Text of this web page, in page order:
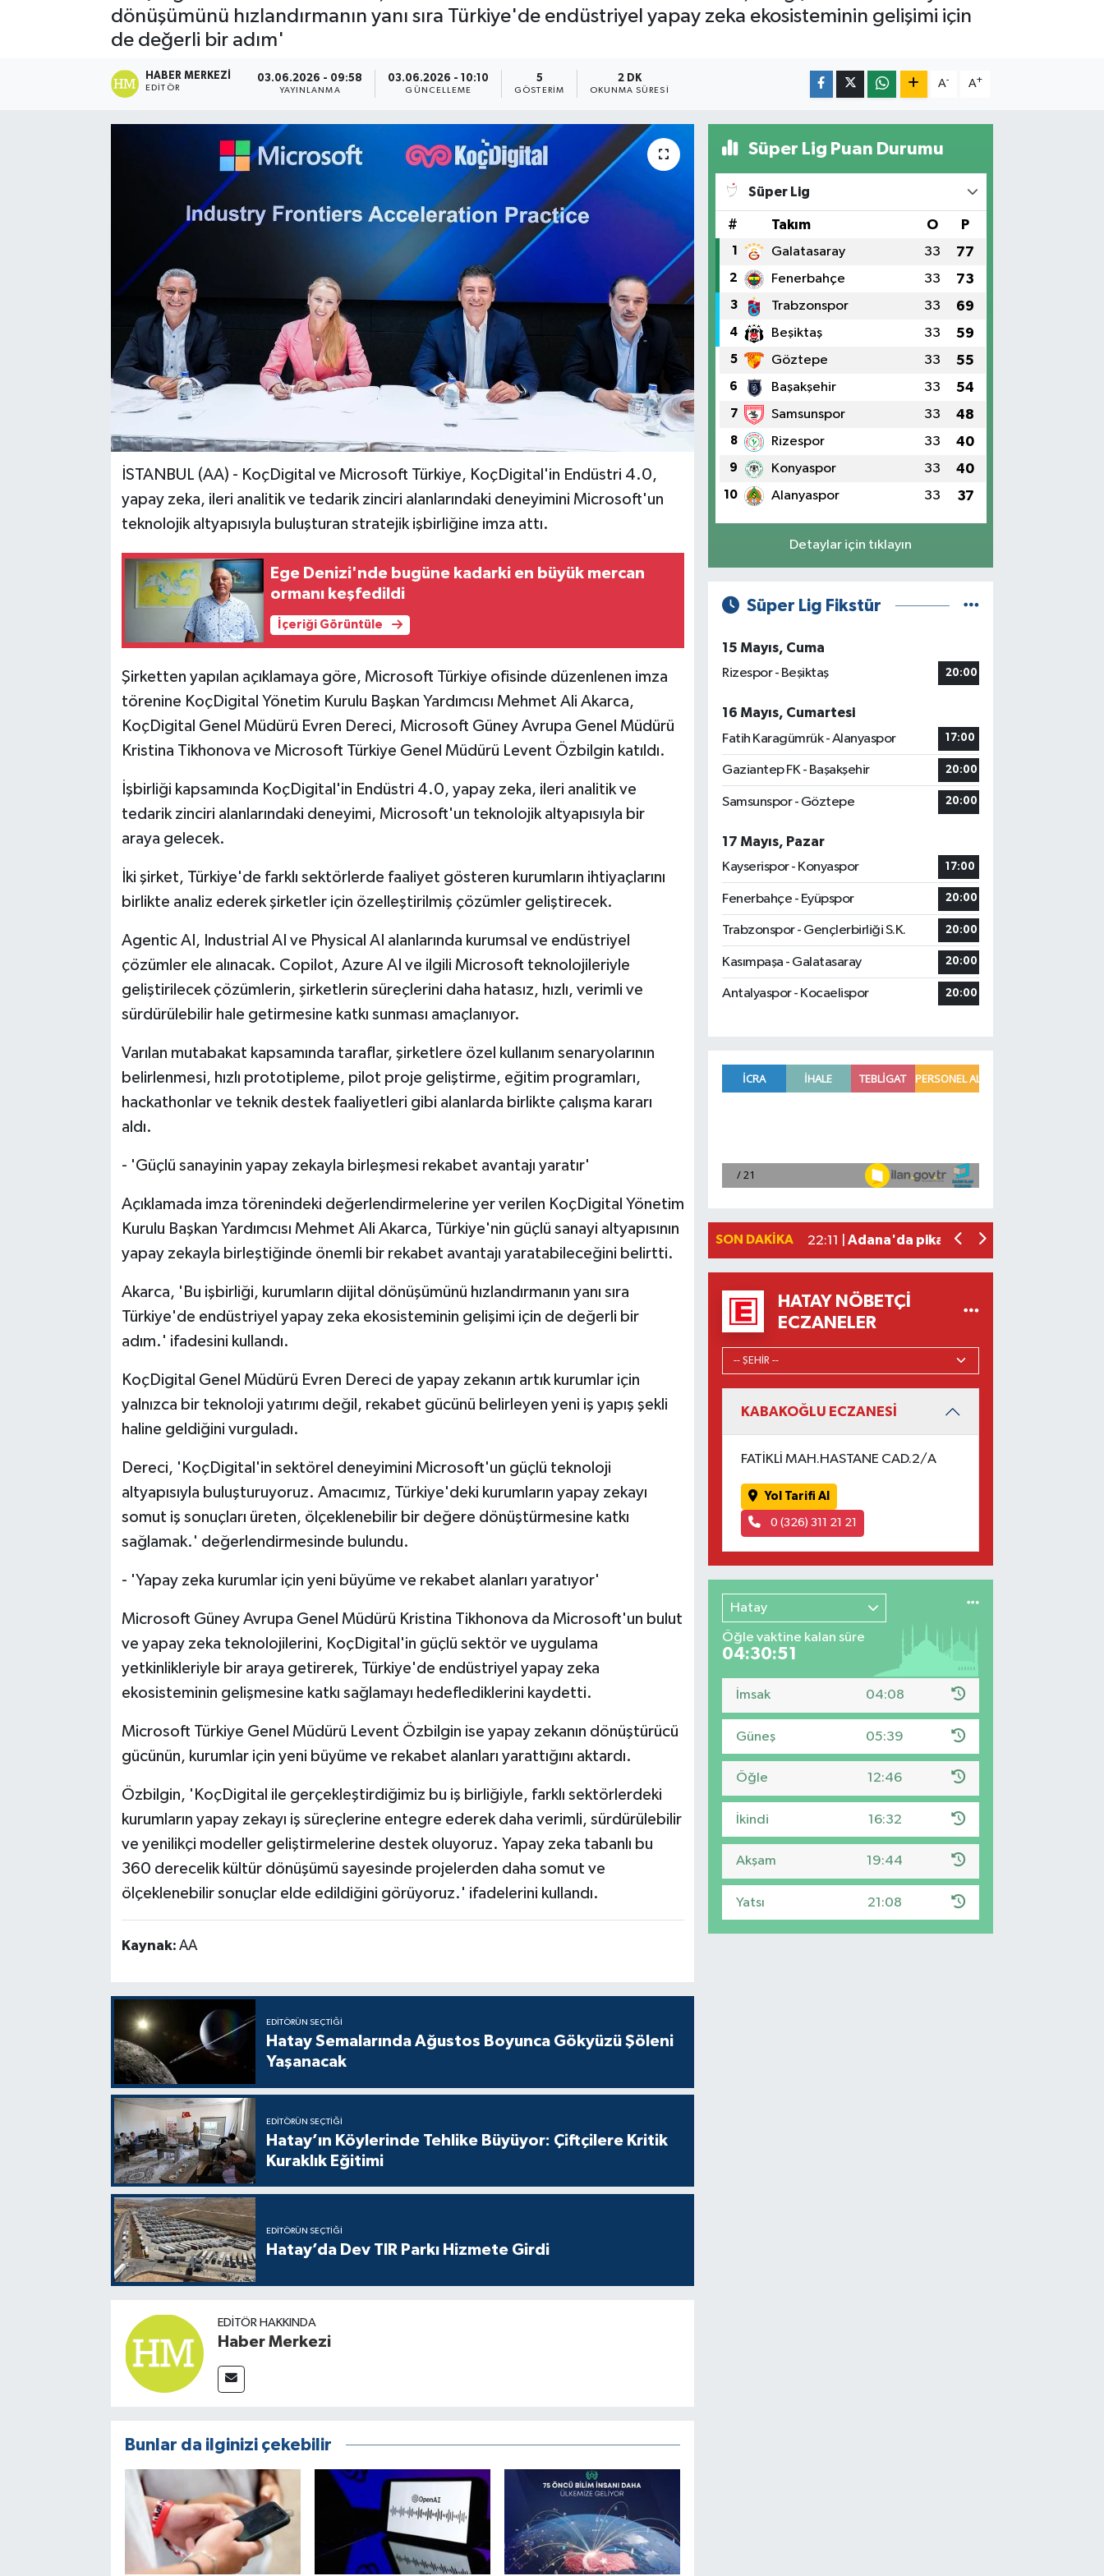
dönüşümünü hızlandırmanın yanı sıra Türkiye'de endüstriyel yapay zeka ekosisteminin gelişimi için
de değerli bir adım'
HABER MERKEZI
EDITÖR
03.06.2026 - 09:58
YAYINLANMA
03.06.2026 - 10:10
GÜNCELLEME
5
GÖSTERIM
2 DK
OKUNMA SÜRESI
A- A+
İSTANBUL (AA) - KoçDigital ve Microsoft Türkiye, KoçDigital'in Endüstri 4.0,
yapay zeka, ileri analitik ve tedarik zinciri alanlarındaki deneyimini Microsoft'un
teknolojik altyapısıyla buluşturan stratejik işbirliğine imza attı.
Ege Denizi'nde bugüne kadarki en büyük mercan
ormanı keşfedildi
İçeriği Görüntüle
Şirketten yapılan açıklamaya göre, Microsoft Türkiye ofisinde düzenlenen imza
törenine KoçDigital Yönetim Kurulu Başkan Yardımcısı Mehmet Ali Akarca,
KoçDigital Genel Müdürü Evren Dereci, Microsoft Güney Avrupa Genel Müdürü
Kristina Tikhonova ve Microsoft Türkiye Genel Müdürü Levent Özbilgin katıldı.
İşbirliği kapsamında KoçDigital'in Endüstri 4.0, yapay zeka, ileri analitik ve
tedarik zinciri alanlarındaki deneyimi, Microsoft'un teknolojik altyapısıyla bir
araya gelecek.
İki şirket, Türkiye'de farklı sektörlerde faaliyet gösteren kurumların ihtiyaçlarını
birlikte analiz ederek şirketler için özelleştirilmiş çözümler geliştirecek.
Agentic AI, Industrial AI ve Physical AI alanlarında kurumsal ve endüstriyel
çözümler ele alınacak. Copilot, Azure AI ve ilgili Microsoft teknolojileriyle
geliştirilecek çözümlerin, şirketlerin süreçlerini daha hatasız, hızlı, verimli ve
sürdürülebilir hale getirmesine katkı sunması amaçlanıyor.
Varılan mutabakat kapsamında taraflar, şirketlere özel kullanım senaryolarının
belirlenmesi, hızlı prototipleme, pilot proje geliştirme, eğitim programları,
hackathonlar ve teknik destek faaliyetleri gibi alanlarda birlikte çalışma kararı
aldı.
- 'Güçlü sanayinin yapay zekayla birleşmesi rekabet avantajı yaratır'
Açıklamada imza törenindeki değerlendirmelerine yer verilen KoçDigital Yönetim
Kurulu Başkan Yardımcısı Mehmet Ali Akarca, Türkiye'nin güçlü sanayi altyapısının
yapay zekayla birleştiğinde önemli bir rekabet avantajı yaratabileceğini belirtti.
Akarca, 'Bu işbirliği, kurumların dijital dönüşümünü hızlandırmanın yanı sıra
Türkiye'de endüstriyel yapay zeka ekosisteminin gelişimi için de değerli bir
adım.' ifadesini kullandı.
KoçDigital Genel Müdürü Evren Dereci de yapay zekanın artık kurumlar için
yalnızca bir teknoloji yatırımı değil, rekabet gücünü belirleyen yeni iş yapış şekli
haline geldiğini vurguladı.
Dereci, 'KoçDigital'in sektörel deneyimini Microsoft'un güçlü teknoloji
altyapısıyla buluşturuyoruz. Amacımız, Türkiye'deki kurumların yapay zekayı
somut iş sonuçları üreten, ölçeklenebilir bir değere dönüştürmesine katkı
sağlamak.' değerlendirmesinde bulundu.
- 'Yapay zeka kurumlar için yeni büyüme ve rekabet alanları yaratıyor'
Microsoft Güney Avrupa Genel Müdürü Kristina Tikhonova da Microsoft'un bulut
ve yapay zeka teknolojilerini, KoçDigital'in güçlü sektör ve uygulama
yetkinlikleriyle bir araya getirerek, Türkiye'de endüstriyel yapay zeka
ekosisteminin gelişmesine katkı sağlamayı hedeflediklerini kaydetti.
Microsoft Türkiye Genel Müdürü Levent Özbilgin ise yapay zekanın dönüştürücü
gücünün, kurumlar için yeni büyüme ve rekabet alanları yarattığını aktardı.
Özbilgin, 'KoçDigital ile gerçekleştirdiğimiz bu iş birliğiyle, farklı sektörlerdeki
kurumların yapay zekayı iş süreçlerine entegre ederek daha verimli, sürdürülebilir
ve yenilikçi modeller geliştirmelerine destek oluyoruz. Yapay zeka tabanlı bu
360 derecelik kültür dönüşümü sayesinde projelerden daha somut ve
ölçeklenebilir sonuçlar elde edildiğini görüyoruz.' ifadelerini kullandı.
Kaynak: AA
EDITÖRÜN SEÇTIĞI
Hatay Semalarında Ağustos Boyunca Gökyüzü Şöleni
Yaşanacak
EDITÖRÜN SEÇTIĞI
Hatay’ın Köylerinde Tehlike Büyüyor: Çiftçilere Kritik
Kuraklık Eğitimi
EDITÖRÜN SEÇTIĞI
Hatay’da Dev TIR Parkı Hizmete Girdi
EDITÖR HAKKINDA
Haber Merkezi
Bunlar da ilginizi çekebilir
Süper Lig Puan Durumu
Süper Lig
# Takım O P
1 Galatasaray 33 77
2 Fenerbahçe 33 73
3 Trabzonspor 33 69
4 Beşiktaş 33 59
5 Göztepe 33 55
6 Başakşehir 33 54
7 Samsunspor 33 48
8 Rizespor 33 40
9 Konyaspor 33 40
10 Alanyaspor 33 37
Detaylar için tıklayın
Süper Lig Fikstür
15 Mayıs, Cuma
Rizespor - Beşiktaş
20:00
16 Mayıs, Cumartesi
Fatih Karagümrük - Alanyaspor
17:00
Gaziantep FK - Başakşehir 20:00
Samsunspor - Göztepe 20:00
17 Mayıs, Pazar
Kayserispor - Konyaspor
17:00
Fenerbahçe - Eyüpspor 20:00
Trabzonspor - Gençlerbirliği S.K. 20:00
Kasımpaşa - Galatasaray 20:00
Antalyaspor - Kocaelispor 20:00
SON DAKIKA
Hataylıların Beklediği Haber Geldi:
22:11 | Adana'da pikap ile çarpışan
HATAY NÖBETÇI
ECZANELER
KABAKOĞLU ECZANESİ
FATİKLİ MAH.HASTANE CAD.2/A
Yol Tarifi Al
0 (326) 311 21 21
Hatay
Öğle vaktine kalan süre
04:30:50
İmsak 04:08
Güneş 05:39
Öğle 12:46
İkindi 16:32
Akşam 19:44
Yatsı 21:08